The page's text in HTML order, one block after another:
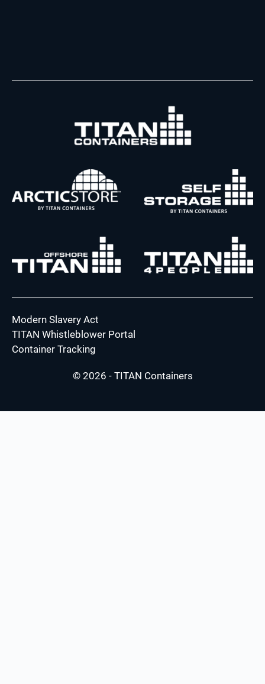
Modern Slavery Act
TITAN Whistleblower Portal
Container Tracking
© 2026 - TITAN Containers